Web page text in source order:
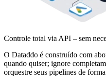
Controle total via API – sem
O Dataddo é construído com
quando quiser; ignore
orquestre seus pipelines de